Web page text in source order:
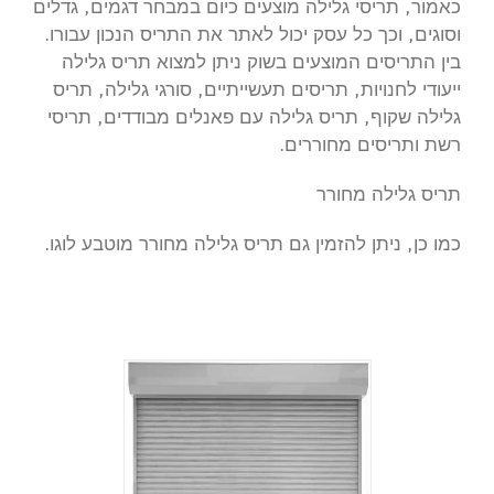
כאמור, תריסי גלילה מוצעים כיום במבחר דגמים, גדלים
וסוגים, וכך כל עסק יכול לאתר את התריס הנכון עבורו.
בין התריסים המוצעים בשוק ניתן למצוא תריס גלילה
ייעודי לחנויות, תריסים תעשייתיים, סורגי גלילה, תריס
גלילה שקוף, תריס גלילה עם פאנלים מבודדים, תריסי
רשת ותריסים מחוררים.
תריס גלילה מחורר
כמו כן, ניתן להזמין גם תריס גלילה מחורר מוטבע לוגו.